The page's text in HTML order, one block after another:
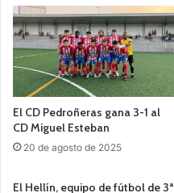
El CD Pedroñeras gana 3-1 al
CD Miguel Esteban
20 de agosto de 2025
El Hellín, equipo de fútbol de 3ª